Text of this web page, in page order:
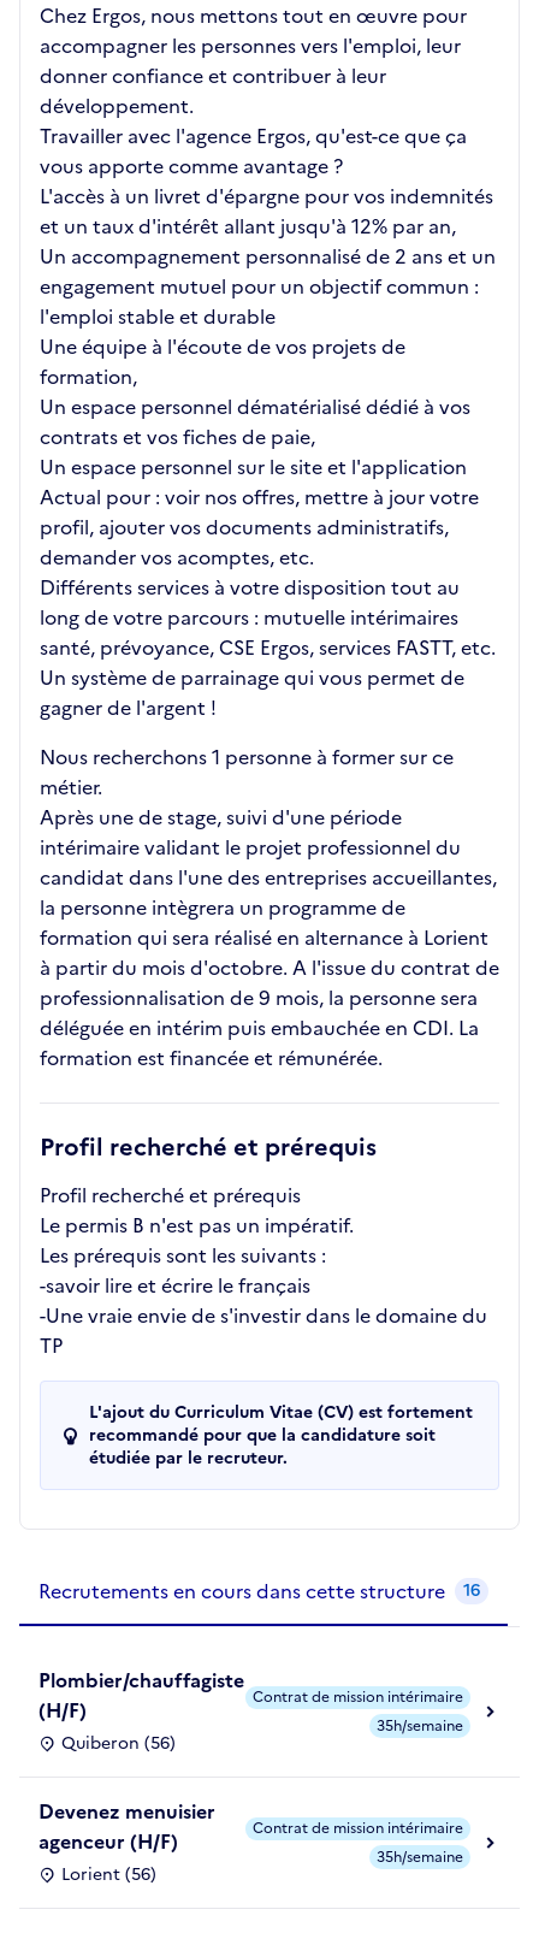
Chez Ergos, nous mettons tout en œuvre pour
accompagner les personnes vers l'emploi, leur
donner confiance et contribuer à leur
développement.
Travailler avec l'agence Ergos, qu'est-ce que ça
vous apporte comme avantage ?
L'accès à un livret d'épargne pour vos indemnités
et un taux d'intérêt allant jusqu'à 12% par an,
Un accompagnement personnalisé de 2 ans et un
engagement mutuel pour un objectif commun :
l'emploi stable et durable
Une équipe à l'écoute de vos projets de
formation,
Un espace personnel dématérialisé dédié à vos
contrats et vos fiches de paie,
Un espace personnel sur le site et l'application
Actual pour : voir nos offres, mettre à jour votre
profil, ajouter vos documents administratifs,
demander vos acomptes, etc.
Différents services à votre disposition tout au
long de votre parcours : mutuelle intérimaires
santé, prévoyance, CSE Ergos, services FASTT, etc.
Un système de parrainage qui vous permet de
gagner de l'argent !
Nous recherchons 1 personne à former sur ce
métier.
Après une de stage, suivi d'une période
intérimaire validant le projet professionnel du
candidat dans l'une des entreprises accueillantes,
la personne intègrera un programme de
formation qui sera réalisé en alternance à Lorient
à partir du mois d'octobre. A l'issue du contrat de
professionnalisation de 9 mois, la personne sera
déléguée en intérim puis embauchée en CDI. La
formation est financée et rémunérée.
Profil recherché et prérequis
Profil recherché et prérequis
Le permis B n'est pas un impératif.
Les prérequis sont les suivants :
-savoir lire et écrire le français
-Une vraie envie de s'investir dans le domaine du
TP
L'ajout du Curriculum Vitae (CV) est fortement
recommandé pour que la candidature soit
étudiée par le recruteur.
Recrutements en cours dans cette structure 16
Plombier/chauffagiste
(H/F)
Quiberon (56)
Contrat de mission intérimaire
35h/semaine
Devenez menuisier
agenceur (H/F)
Lorient (56)
Contrat de mission intérimaire
35h/semaine